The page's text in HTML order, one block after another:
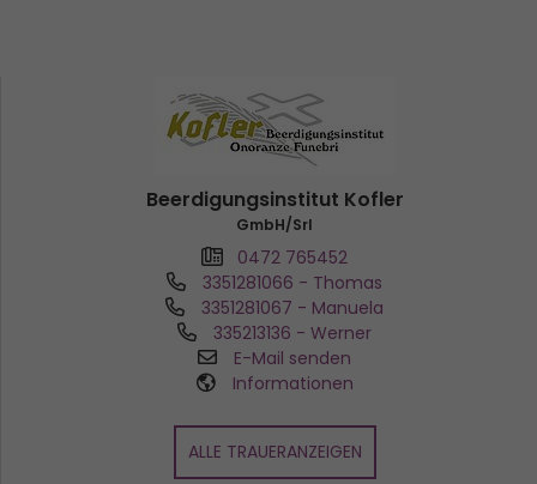
Beerdigungsinstitut Kofler
GmbH/Srl
0472 765452
3351281066 - Thomas
3351281067 - Manuela
335213136 - Werner
E-Mail senden
Informationen
ALLE TRAUERANZEIGEN